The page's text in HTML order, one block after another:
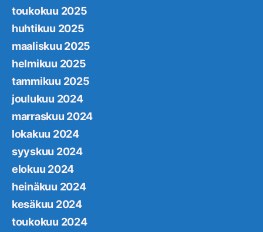
toukokuu 2025
huhtikuu 2025
maaliskuu 2025
helmikuu 2025
tammikuu 2025
joulukuu 2024
marraskuu 2024
lokakuu 2024
syyskuu 2024
elokuu 2024
heinäkuu 2024
kesäkuu 2024
toukokuu 2024